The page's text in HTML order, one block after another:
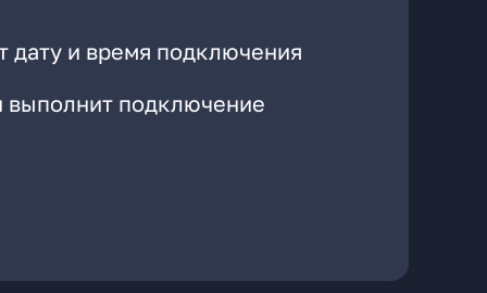
дату и время подключения
выполнит подключение